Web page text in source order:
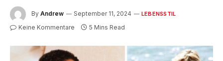
By Andrew September 11, 2024 LEBENSSTIL
Keine Kommentare 5 Mins Read